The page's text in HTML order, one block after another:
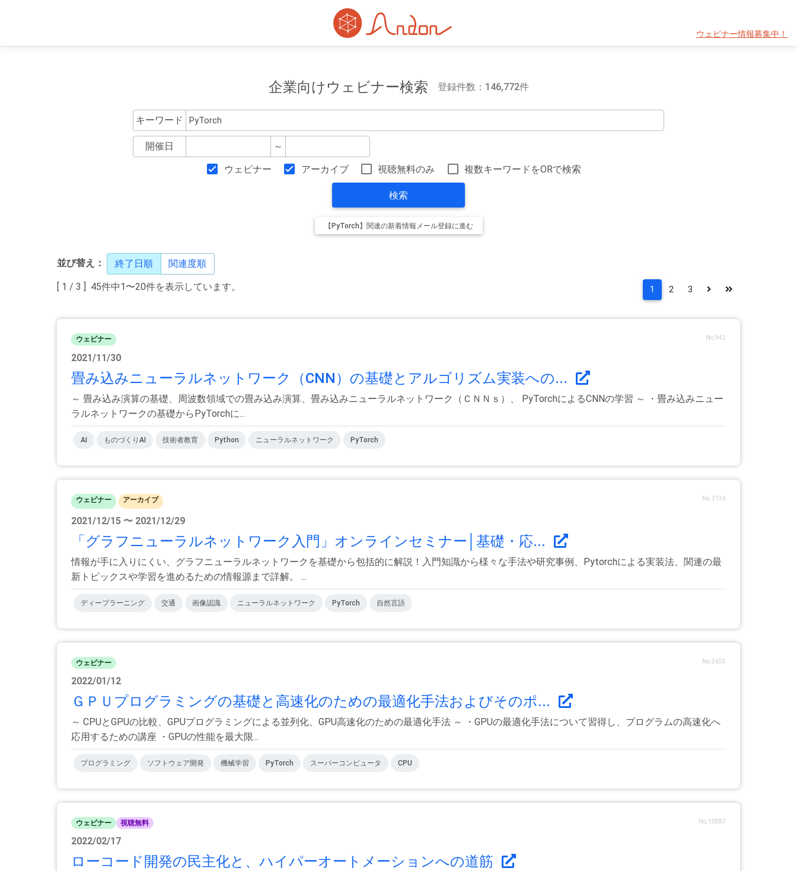
ウェビナー情報募集中！
企業向けウェビナー検索 登録件数：146,772件
キーワード
開催日 ～
ウェビナー アーカイブ 視聴無料のみ 複数キーワードをORで検索
検索
【PyTorch】関連の新着情報メール登録に進む
並び替え： 終了日順 関連度順
[ 1 / 3 ] 45件中1〜20件を表示しています。 1 2 3
ウェビナー No.942
2021/11/30
畳み込みニューラルネットワーク（CNN）の基礎とアルゴリズム実装への...
～ 畳み込み演算の基礎、周波数領域での畳み込み演算、畳み込みニューラルネットワーク（ＣＮＮｓ）、 PyTorchによるCNNの学習 ～ ・畳み込みニュー
ラルネットワークの基礎からPyTorchに...
AI ものづくりAI 技術者教育 Python ニューラルネットワーク PyTorch
ウェビナー アーカイブ No.2136
2021/12/15 〜 2021/12/29
「グラフニューラルネットワーク入門」オンラインセミナー│基礎・応...
情報が手に入りにくい、グラフニューラルネットワークを基礎から包括的に解説！入門知識から様々な手法や研究事例、Pytorchによる実装法、関連の最
新トピックスや学習を進めるための情報源まで詳解。 ...
ディープラーニング 交通 画像認識 ニューラルネットワーク PyTorch 自然言語
ウェビナー No.3653
2022/01/12
ＧＰＵプログラミングの基礎と高速化のための最適化手法およびそのポ...
～ CPUとGPUの比較、GPUプログラミングによる並列化、GPU高速化のための最適化手法 ～ ・GPUの最適化手法について習得し、プログラムの高速化へ
応用するための講座 ・GPUの性能を最大限...
プログラミング ソフトウェア開発 機械学習 PyTorch スーパーコンピュータ CPU
ウェビナー 視聴無料 No.10587
2022/02/17
ローコード開発の民主化と、ハイパーオートメーションへの道筋